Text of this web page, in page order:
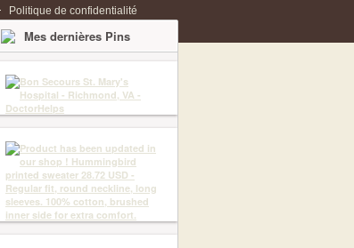
Politique de confidentialité
Mes dernières Pins